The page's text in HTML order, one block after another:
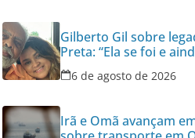
Gilberto Gil sobre
Preta: “Ela se foi e
coisa”
6 de agosto de 2026
Irã e Omã avançam